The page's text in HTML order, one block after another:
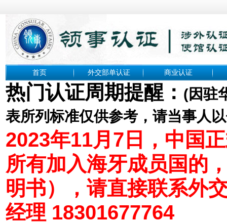
首页 外交部单认证 商业认证
热门认证周期提醒： (因驻
表所列标准仅供参考，请当事人
2023年11月7日，中国
所有加入海牙成员国的
明书），请直接联系外
经理 18301677764